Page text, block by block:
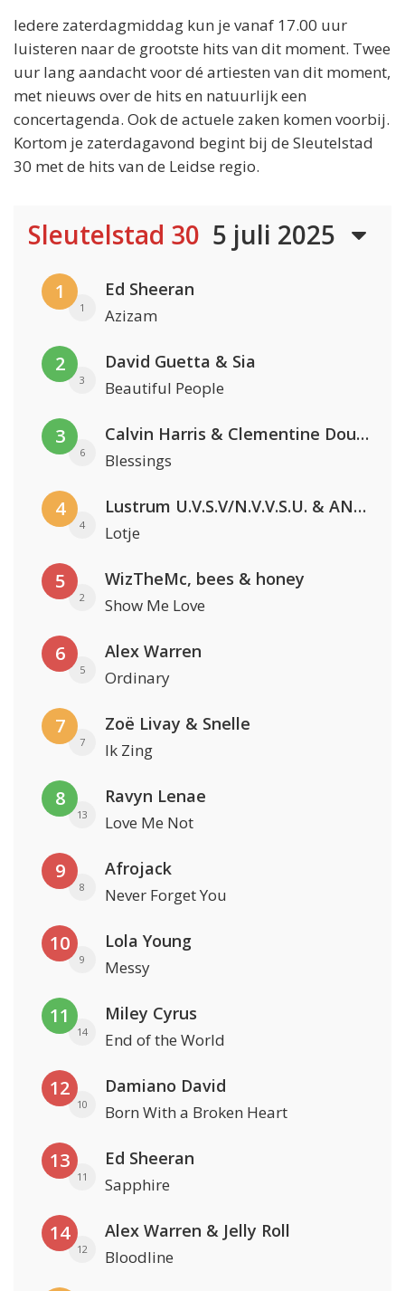
Iedere zaterdagmiddag kun je vanaf 17.00 uur
luisteren naar de grootste hits van dit moment. Twee
uur lang aandacht voor dé artiesten van dit moment,
met nieuws over de hits en natuurlijk een
concertagenda. Ook de actuele zaken komen voorbij.
Kortom je zaterdagavond begint bij de Sleutelstad
30 met de hits van de Leidse regio.
Sleutelstad 30 5 juli 2025
1
1
Ed Sheeran
Azizam
2
3
David Guetta & Sia
Beautiful People
3
6
Calvin Harris & Clementine Douglas
Blessings
4
4
Lustrum U.V.S.V/N.V.V.S.U. & ANNO ONS & Jopke van Dobbenburgh & Roeland Beelen
Lotje
5
2
WizTheMc, bees & honey
Show Me Love
6
5
Alex Warren
Ordinary
7
7
Zoë Livay & Snelle
Ik Zing
8
13
Ravyn Lenae
Love Me Not
9
8
Afrojack
Never Forget You
10
9
Lola Young
Messy
11
14
Miley Cyrus
End of the World
12
10
Damiano David
Born With a Broken Heart
13
11
Ed Sheeran
Sapphire
14
12
Alex Warren & Jelly Roll
Bloodline